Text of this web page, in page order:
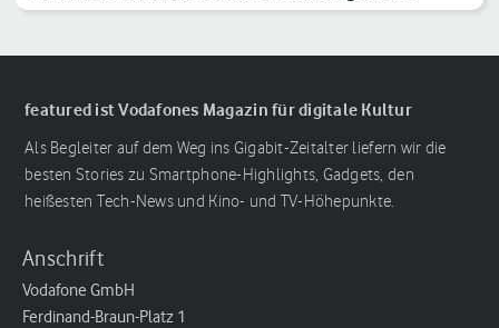
Reihenfolge
featured ist Vodafones Magazin für digitale Kultur
Als Begleiter auf dem Weg ins Gigabit-Zeitalter liefern wir die
besten Stories zu Smartphone-Highlights, Gadgets, den
heißesten Tech-News und Kino- und TV-Höhepunkte.
Anschrift
Vodafone GmbH
Ferdinand-Braun-Platz 1